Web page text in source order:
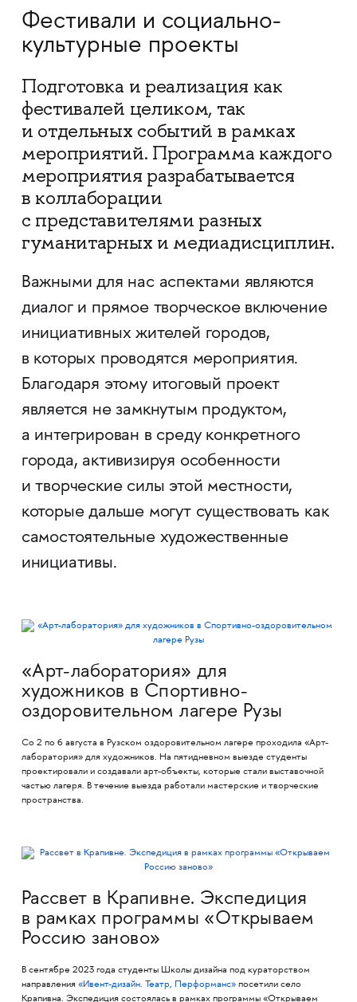
Фестивали и социально-
культурные проекты
Подготовка и реализация как
фестивалей целиком, так
и отдельных событий в рамках
мероприятий. Программа каждого
мероприятия разрабатывается
в коллаборации
с представителями разных
гуманитарных и медиадисциплин.
Важными для нас аспектами являются
диалог и прямое творческое включение
инициативных жителей городов,
в которых проводятся мероприятия.
Благодаря этому итоговый проект
является не замкнутым продуктом,
а интегрирован в среду конкретного
города, активизируя особенности
и творческие силы этой местности,
которые дальше могут существовать как
самостоятельные художественные
инициативы.
«Арт-лаборатория» для
художников в Спортивно-
оздоровительном лагере Рузы
Со 2 по 6 августа в Рузском оздоровительном лагере проходила «Арт-
лаборатория» для художников. На пятидневном выезде студенты
проектировали и создавали арт-объекты, которые стали выставочной
частью лагеря. В течение выезда работали мастерские и творческие
пространства.
Рассвет в Крапивне. Экспедиция
в рамках программы «Открываем
Россию заново»
В сентябре 2023 года студенты Школы дизайна под кураторством
направления «Ивент-дизайн. Театр, Перформанс»посетили село
Крапивна. Экспедиция состоялась в рамках программы «Открываем